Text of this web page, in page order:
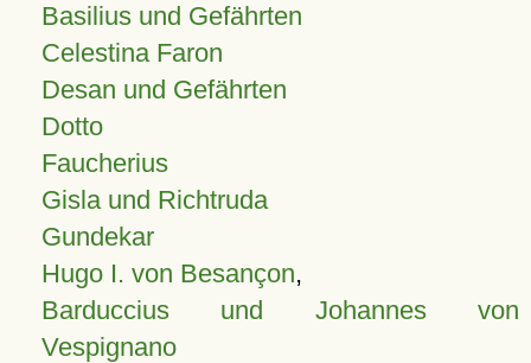
Basilius und Gefährten
Celestina Faron
Desan und Gefährten
Dotto
Faucherius
Gisla und Richtruda
Gundekar
Hugo I. von Besançon,
Barduccius und Johannes von
Vespignano